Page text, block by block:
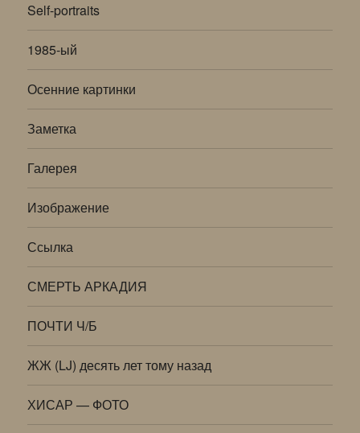
Self-portraits
1985-ый
Осенние картинки
Заметка
Галерея
Изображение
Ссылка
СМЕРТЬ АРКАДИЯ
ПОЧТИ Ч/Б
ЖЖ (LJ) десять лет тому назад
ХИСАР — ФОТО